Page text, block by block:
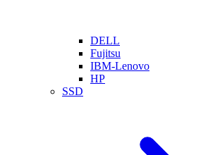
DELL
Fujitsu
IBM-Lenovo
HP
SSD